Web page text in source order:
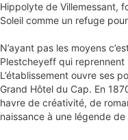
Hippolyte de Villemessant,
Soleil comme un refuge
N’ayant pas les moyens
Plestcheyeff qui
L’établissement ouvre ses
Grand Hôtel du Cap. En
havre de créativité, de
naissance à une légende de